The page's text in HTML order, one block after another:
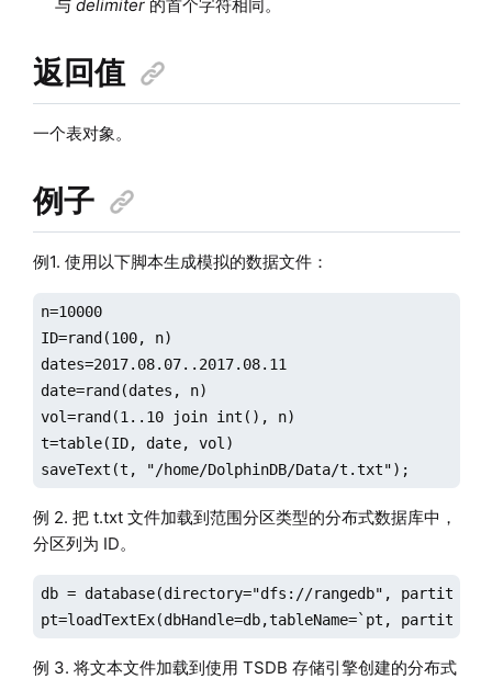
与 delimiter 的首个字符相同。
返回值
一个表对象。
例子
例1. 使用以下脚本生成模拟的数据文件：
n=10000
ID=rand(100, n)
dates=2017.08.07..2017.08.11
date=rand(dates, n)
vol=rand(1..10 join int(), n)
t=table(ID, date, vol)
saveText(t, "/home/DolphinDB/Data/t.txt");
例 2. 把 t.txt 文件加载到范围分区类型的分布式数据库中，
分区列为 ID。
db = database(directory="dfs://rangedb",
pt=loadTextEx(dbHandle=db,tableName=`pt,
例 3. 将文本文件加载到使用 TSDB 存储引擎创建的分布式